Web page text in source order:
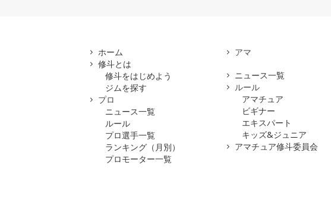
ホーム
修斗とは
修斗をはじめよう
ジムを探す
プロ
ニュース一覧
ルール
プロ選手一覧
ランキング（月別）
プロモーター一覧
アマ
ニュース一覧
ルール
アマチュア
ビギナー
エキスパート
キッズ&ジュニア
アマチュア修斗委員会